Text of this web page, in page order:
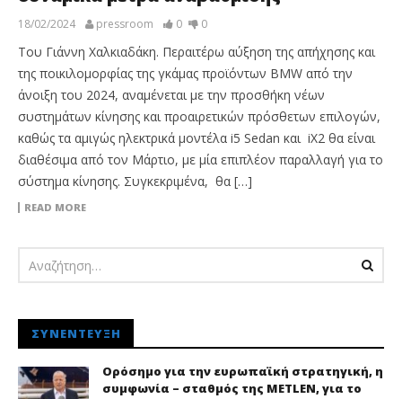
18/02/2024 pressroom 0 0
Του Γιάννη Χαλκιαδάκη. Περαιτέρω αύξηση της απήχησης και
της ποικιλομορφίας της γκάμας προϊόντων BMW από την
άνοιξη του 2024, αναμένεται με την προσθήκη νέων
συστημάτων κίνησης και προαιρετικών πρόσθετων επιλογών,
καθώς τα αμιγώς ηλεκτρικά μοντέλα i5 Sedan και iX2 θα είναι
διαθέσιμα από τον Μάρτιο, με μία επιπλέον παραλλαγή για το
σύστημα κίνησης. Συγκεκριμένα, θα […]
READ MORE
ΣΥΝΈΝΤΕΥΞΗ
Ορόσημο για την ευρωπαϊκή στρατηγική, η
συμφωνία – σταθμός της METLEN, για το